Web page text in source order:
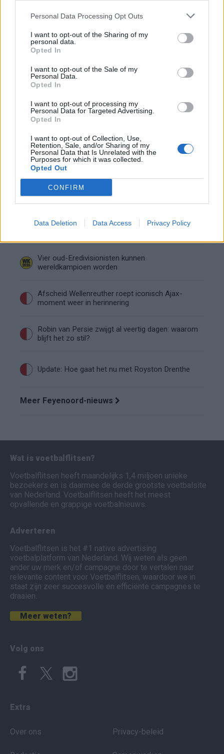
Personal Data Processing Opt Outs
I want to opt-out of the Sharing of my
personal data.
Opted In
I want to opt-out of the Sale of my
Personal Data.
Opted In
I want to opt-out of processing my
Personal Data for Targeted Advertising.
Opted In
I want to opt-out of Collection, Use,
Retention, Sale, and/or Sharing of my
Personal Data that Is Unrelated with the
Purposes for which it was collected.
Opted Out
CONFIRM
Data Deletion Data Access Privacy Policy
openhartig over Robin van Persie
Lille geeft niet op na afwijzing: komt er nieuw
bod op Gjivai Zechiël?
Been blikt terug op historische afstraffing: "Die
schaamte voel ik nog altijd"
Calvin Stengs opnieuw vader: bijzonder nieuws in
onzekere transferzomer
Zoë Livay raakt draad kwijt tijdens open dag
Feyenoord na storing met autocue
Wanneer is de loting voor de Champions
League? PSV en Feyenoord weten dan hun
Conference League-ophef: Hamrun
uitgeschakeld na omstreden strafschop zonder
Vier oud-Eredivisionisten kunnen
wereldkampioen worden
Afscheid Wellenreuther roept iconisch Ajax-
moment weer in herinnering
Robin van Persie zwijgt al veertig dagen: waarom
blijft het zo stil?
Update: Hoe gaat het nu met Royston Drenthe
Meer Feyenoord-nieuws
Wat is voetbalflitsen?
Voetbalflitsen heeft maandelijks 1,4 miljoen unieke
bezoekers en is daarmee de derde grootste voetbalsite
van Nederland. Voetbalflitsen heeft het meest
opvallende en grappige voetbalnieuws.
Adverteren
Voetbalflitsen is het #1 native advertising
voetbalplatform van Nederland. Wij weten als geen
ander uw merk en/of campagne door te vertalen naar
relevante content voor Voetbalflitsen, waardoor we in
staat zijn zeer succesvolle en efficiënte campagnes te
draaien.
Meer weten?
Volg ons
Extra
Over ons Privacy-beleid